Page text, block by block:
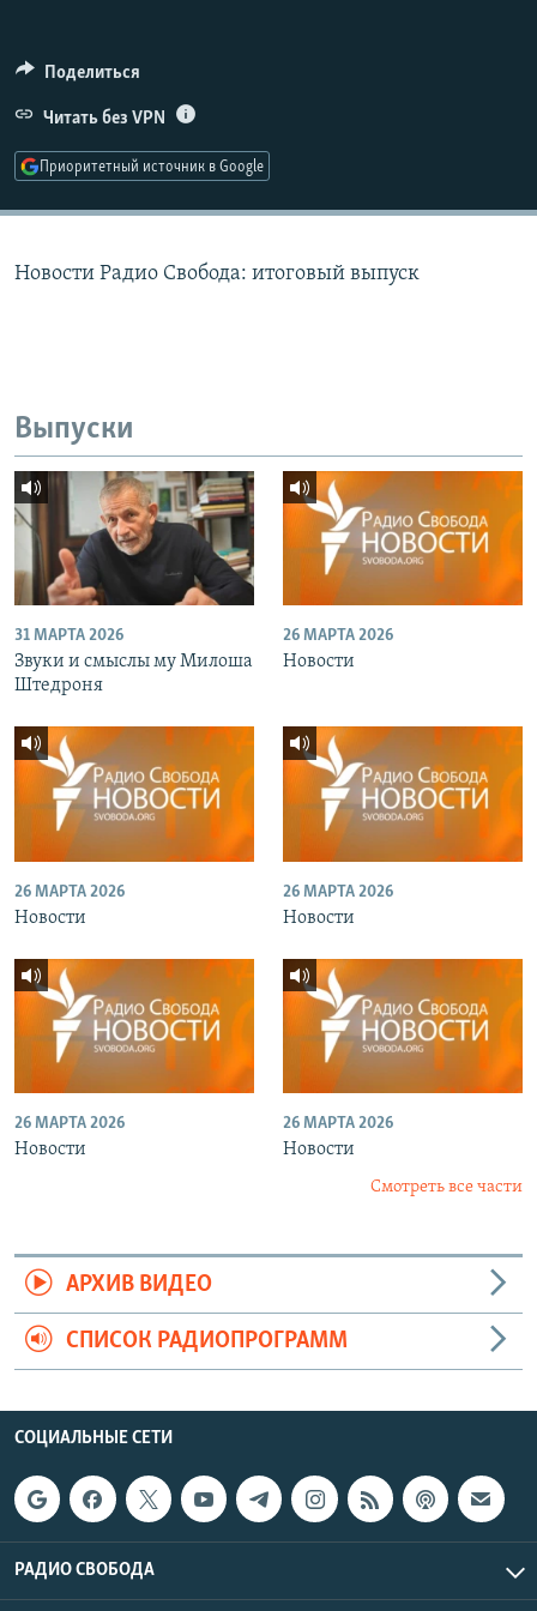
ПОДПИШИТЕСЬ НА РАССЫЛКУ
СОЦИАЛЬНЫЕ СЕТИ
Поделиться
Читать без VPN
Приоритетный источник в Google
Новости Радио Свобода: итоговый выпуск
Выпуски
31 МАРТА 2026
Звуки и смыслы му Милоша
Штедроня
26 МАРТА 2026
Новости
26 МАРТА 2026
Новости
26 МАРТА 2026
Новости
26 МАРТА 2026
Новости
26 МАРТА 2026
Новости
Смотреть все части
АРХИВ ВИДЕО
СПИСОК РАДИОПРОГРАММ
СОЦИАЛЬНЫЕ СЕТИ
РАДИО СВОБОДА